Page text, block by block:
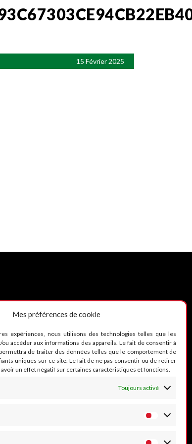
Mes préférences de cookie
expériences, nous utilisons des technologies telles que les
accéder aux informations des appareils. Le fait de consentir à
de traiter des données telles que le comportement de
uniques sur ce site. Le fait de ne pas consentir ou de retirer
un effet négatif sur certaines caractéristiques et fonctions.
Toujours activé
15 Février 2025